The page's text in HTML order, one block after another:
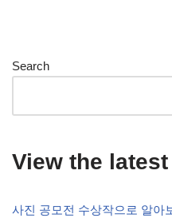
Search
View the latest
사진 공모전 수상작으로 알아